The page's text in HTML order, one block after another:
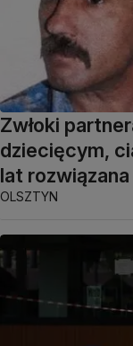
Zwłoki
dziecięcym,
lat rozwiązana
OLSZTYN